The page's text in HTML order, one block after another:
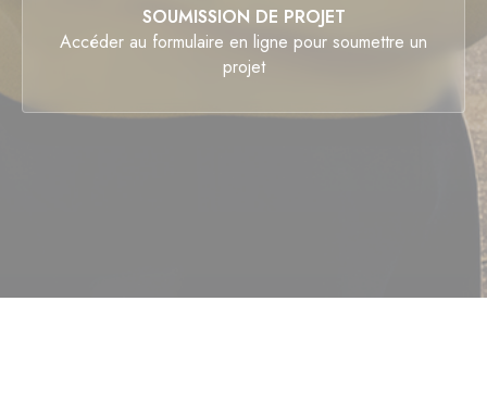
SOUMISSION DE PROJET
Accéder au formulaire en ligne pour soumettre un
projet